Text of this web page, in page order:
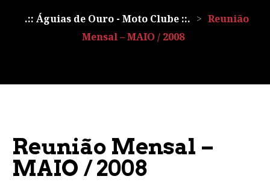
.:: Águias de Ouro - Moto Clube ::. > Reunião
Mensal – MAIO / 2008
Reunião Mensal –
MAIO / 2008